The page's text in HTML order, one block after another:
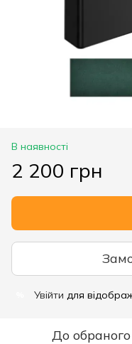
В наявності
2 200 грн
Увійти для
До обраного